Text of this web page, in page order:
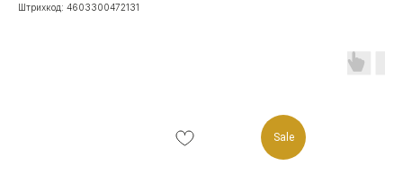
Штрихкод: 4603300472131
Sale